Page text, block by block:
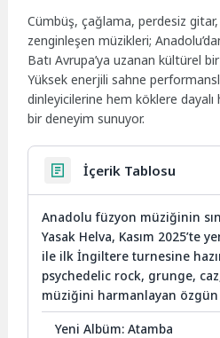
Cümbüş, çağlama, perdesiz
zenginleşen müzikleri;
Batı Avrupa’ya uzanan kültürel
Yüksek enerjili sahne
dinleyicilerine hem köklere
bir deneyim sunuyor.
İçerik Tablosu
Anadolu füzyon müziğinin
Yasak Helva, Kasım 2025’te
ile ilk İngiltere turnesine
psychedelic rock, grunge,
müziğini harmanlayan özgün
Yeni Albüm: Atamba